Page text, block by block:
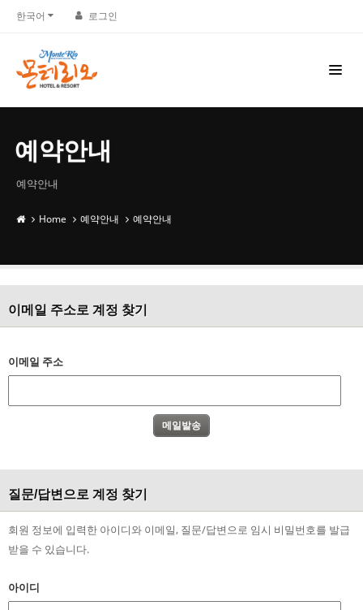
한국어 로그인
예약안내
예약안내
Home 예약안내 예약안내
이메일 주소로 계정 찾기
이메일 주소
질문/답변으로 계정 찾기
회원 정보에 입력한 아이디와 이메일, 질문/답변으로 임시 비밀번호를 발급
받을 수 있습니다.
아이디